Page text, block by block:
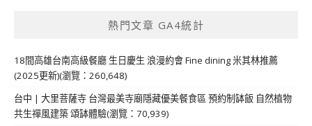
熱門文章 GA4統計
18間高雄台南高級餐廳 生日慶生 浪漫約會 Fine dining 米其林推薦
(2025更新)(瀏覽：260,648)
台中 | 大里菩薩寺 台灣最美寺廟隱藏優美餐食區 預約制缽飯 自然植物
共生禪風建築 頌缽體驗(瀏覽：70,939)